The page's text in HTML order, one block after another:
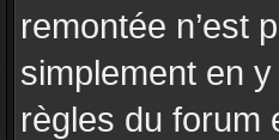
remontée n’est
simplement en
règles du forum